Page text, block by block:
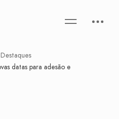
Destaques
datas para adesão e